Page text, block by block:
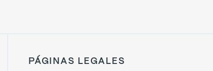
PÁGINAS LEGALES